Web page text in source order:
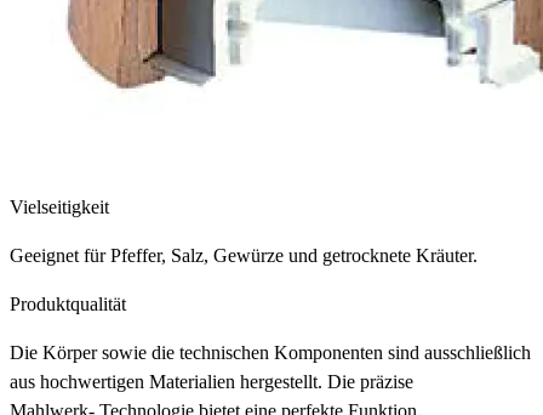
Vielseitigkeit
Geeignet für Pfeffer, Salz, Gewürze und getrocknete Kräuter.
Produktqualität
Die Körper sowie die technischen Komponenten sind ausschließlich
aus hochwertigen Materialien hergestellt. Die präzise
Mahlwerk- Technologie bietet eine perfekte Funktion.